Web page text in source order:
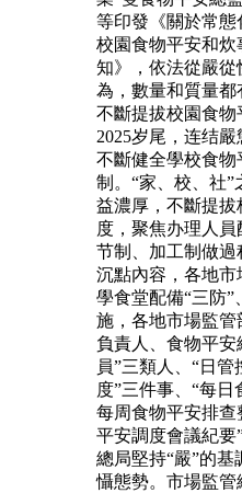
等印發《關於常態
校園食物平安和炊
知》，依法從嚴
為，數量和質量都
不斷提拔校園食
2025岁尾，连结嚴
不斷健全學校食
制。“家、校、社”
益濃厚，不斷提
度，聚焦办理人
节制、加工制做
沉點內容，各地
學食堂配備“三防
施，各地市場監管
負責人、食物平
員”三類人、“日
度”三件事、“每日
每周食物平安排
平安調度會議紀要
總局堅持“嚴”的
懾態勢。市場監管